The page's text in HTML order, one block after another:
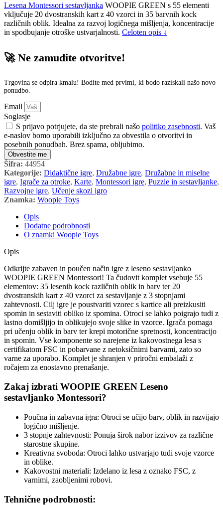
Lesena Montessori sestavljanka WOOPIE GREEN s 55 elementi
vključuje 20 dvostranskih kart z 40 vzorci in 35 barvnih kock
različnih oblik. Idealna za razvoj logičnega mišljenja, koncentracije
in spodbujanje otroške ustvarjalnosti. Celoten opis ↓
🚀 Ne zamudite otvoritve!
Trgovina se odpira kmalu! Bodite med prvimi, ki bodo raziskali našo novo
ponudbo.
Email
Soglasje
S prijavo potrjujete, da ste prebrali našo politiko zasebnosti. Vaš
e-naslov bomo uporabili izključno za obvestila o otvoritvi in
posebnih ponudbah. Brez spama, obljubimo.
Obvestite me
Šifra: 44954
Kategorije: Didaktične igre, Družabne igre, Družabne in miselne
igre, Igrače za otroke, Karte, Montessori igre, Puzzle in sestavljanke,
Razvojne igre, Učenje skozi igro
Znamka: Woopie Toys
Opis
Dodatne podrobnosti
O znamki Woopie Toys
Opis
Odkrijte zabaven in poučen način igre z leseno sestavljanko
WOOPIE GREEN Montessori! Ta čudovit komplet vsebuje 55
elementov: 35 lesenih kock različnih oblik in barv ter 20
dvostranskih kart z 40 vzorci za sestavljanje z 3 stopnjami
zahtevnosti. Cilj igre je poustvariti vzorec s kartice ali preizkusiti
spomin in sestaviti obliko iz spomina. Otroci se lahko poigrajo tudi z
lastno domišljijo in oblikujejo svoje slike in vzorce. Igrača pomaga
pri učenju oblik in barv ter krepi motorične spretnosti, koncentracijo
in spomin. Vse komponente so narejene iz kakovostnega lesa s
certifikatom FSC in pobarvane z netoksičnimi barvami, zato so
varne za uporabo. Komplet je shranjen v priročni embalaži z
ročajem za enostavno prenašanje.
Zakaj izbrati WOOPIE GREEN Leseno
sestavljanko Montessori?
Poučna in zabavna igra: Otroci se učijo barv, oblik in razvijajo
logično mišljenje.
3 stopnje zahtevnosti: Ponuja širok nabor izzivov za različne
starostne skupine.
Kreativna svoboda: Otroci lahko ustvarjajo tudi svoje vzorce
in oblike.
Kakovostni materiali: Izdelano iz lesa z oznako FSC, z
varnimi, zaobljenimi robovi.
Tehnične podrobnosti: